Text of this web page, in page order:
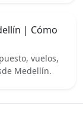
| Cómo
vuelos,
Medellín.